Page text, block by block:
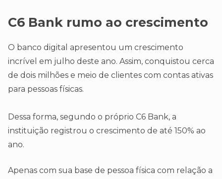
C6 Bank rumo ao crescimento
O banco digital apresentou um crescimento
incrível em julho deste ano. Assim, conquistou cerca
de dois milhões e meio de clientes com contas ativas
para pessoas físicas.
Dessa forma, segundo o próprio C6 Bank, a
instituição registrou o crescimento de até 150% ao
ano.
Apenas com sua base de pessoa física com relação a